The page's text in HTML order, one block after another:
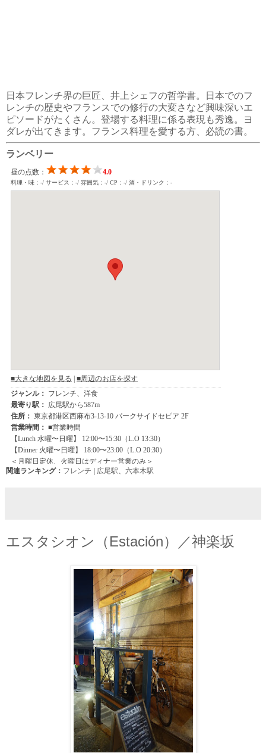
日本フレンチ界の巨匠、井上シェフの哲学書。日本でのフ
レンチの歴史やフランスでの修行の大変さなど興味深いエ
ピソードがたくさん。登場する料理に係る表現も秀逸。ヨ
ダレが出てきます。フランス料理を愛する方、必読の書。
ランベリー
関連ランキング： フレンチ 広尾駅、 六本木駅
エスタシオン（Estación）／神楽坂